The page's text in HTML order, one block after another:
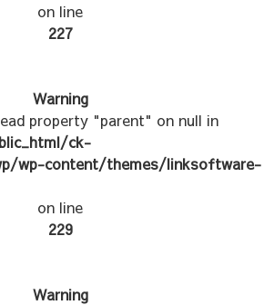
on line
227
Warning
property "parent" on null in
ck-
wp-content/themes/linksoftware-
on line
229
Warning